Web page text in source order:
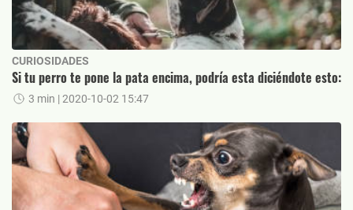
CURIOSIDADES
Si tu perro te pone la pata encima, podría esta diciéndote esto:
3 min | 2020-10-02 15:47